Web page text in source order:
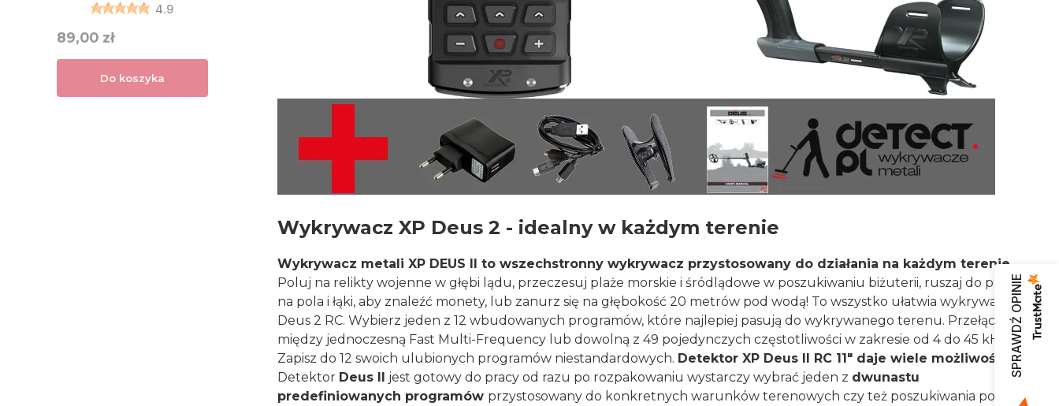
4.9
Cena
89,00 zł
Do koszyka
Wykrywacz XP Deus 2 - idealny w każdym terenie
Wykrywacz metali XP DEUS II to wszechstronny wykrywacz przystosowany do działania na każdym terenie
Poluj na relikty wojenne w głębi lądu, przeczesuj plaże morskie i śródlądowe w poszukiwaniu biżuterii, ruszaj do parków
na pola i łąki, aby znaleźć monety, lub zanurz się na głębokość 20 metrów pod wodą! To wszystko ułatwia wykrywacz XP
Deus 2 RC. Wybierz jeden z 12 wbudowanych programów, które najlepiej pasują do wykrywanego terenu. Przełączaj się
między jednoczesną Fast Multi-Frequency lub dowolną z 49 pojedynczych częstotliwości w zakresie od 4 do 45 kHz.
Zapisz do 12 swoich ulubionych programów niestandardowych. Detektor XP Deus II RC 11" daje wiele możliwości
Detektor Deus II jest gotowy do pracy od razu po rozpakowaniu wystarczy wybrać jeden z dwunastu
predefiniowanych programów przystosowany do konkretnych warunków terenowych czy też poszukiwania pod wodą:
SPRAWDŹ OPINIE